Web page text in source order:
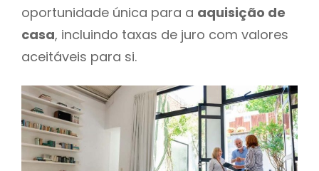
oportunidade única para a aquisição de
casa, incluindo taxas de juro com valores
aceitáveis para si.